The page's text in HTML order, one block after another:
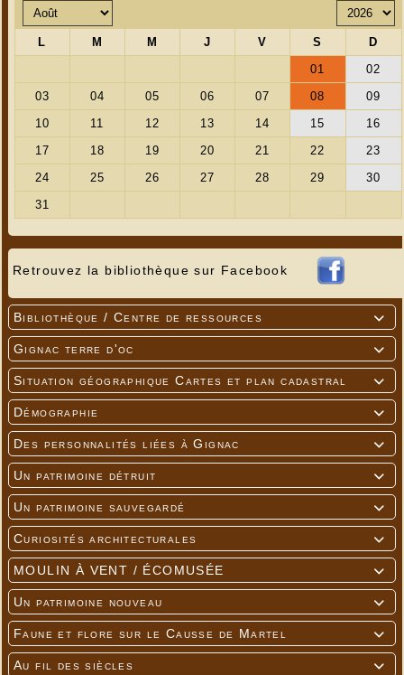
Retrouvez la bibliothèque sur Facebook

Bibliothèque / Centre de ressources

Gignac terre d'oc

Situation géographique Cartes et plan cadastral

Démographie

Des personnalités liées à Gignac

Un patrimoine détruit

Un patrimoine sauvegardé

Curiosités architecturales

MOULIN À VENT / ÉCOMUSÉE

Un patrimoine nouveau

Faune et flore sur le Causse de Martel

Au fil des siècles